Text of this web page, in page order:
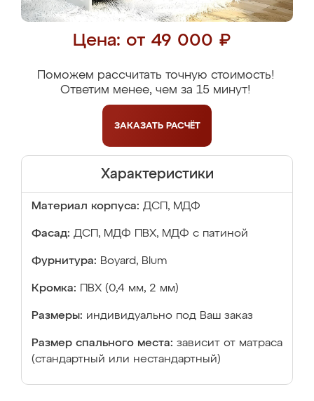
Цена: от 49 000 ₽
Поможем рассчитать точную стоимость!
Ответим менее, чем за 15 минут!
ЗАКАЗАТЬ РАСЧЁТ
Характеристики
Материал корпуса: ДСП, МДФ
Фасад: ДСП, МДФ ПВХ, МДФ с патиной
Фурнитура: Boyard, Blum
Кромка: ПВХ (0,4 мм, 2 мм)
Размеры: индивидуально под Ваш заказ
Размер спального места: зависит от матраса
(стандартный или нестандартный)